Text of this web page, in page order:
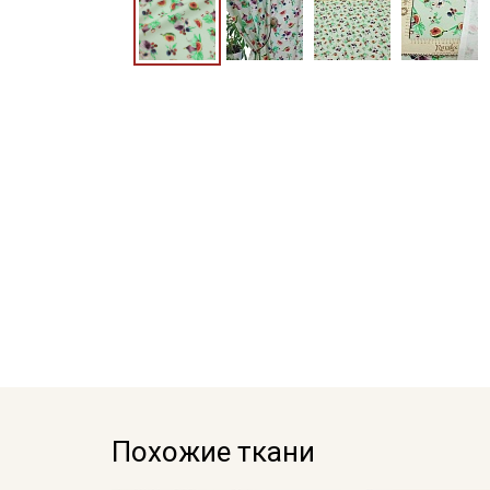
Похожие ткани